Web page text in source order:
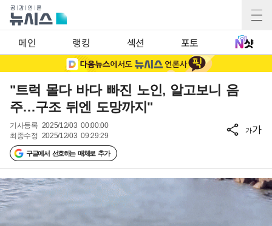
메인 랭킹 섹션 포토
"트럭 몰다 바다 빠진 노인, 알고보니 음
주…구조 뒤엔 도망까지"
기사등록 2025/12/03 00:00:00
최종수정 2025/12/03 09:29:29
구글에서 선호하는 매체로 추가
가가